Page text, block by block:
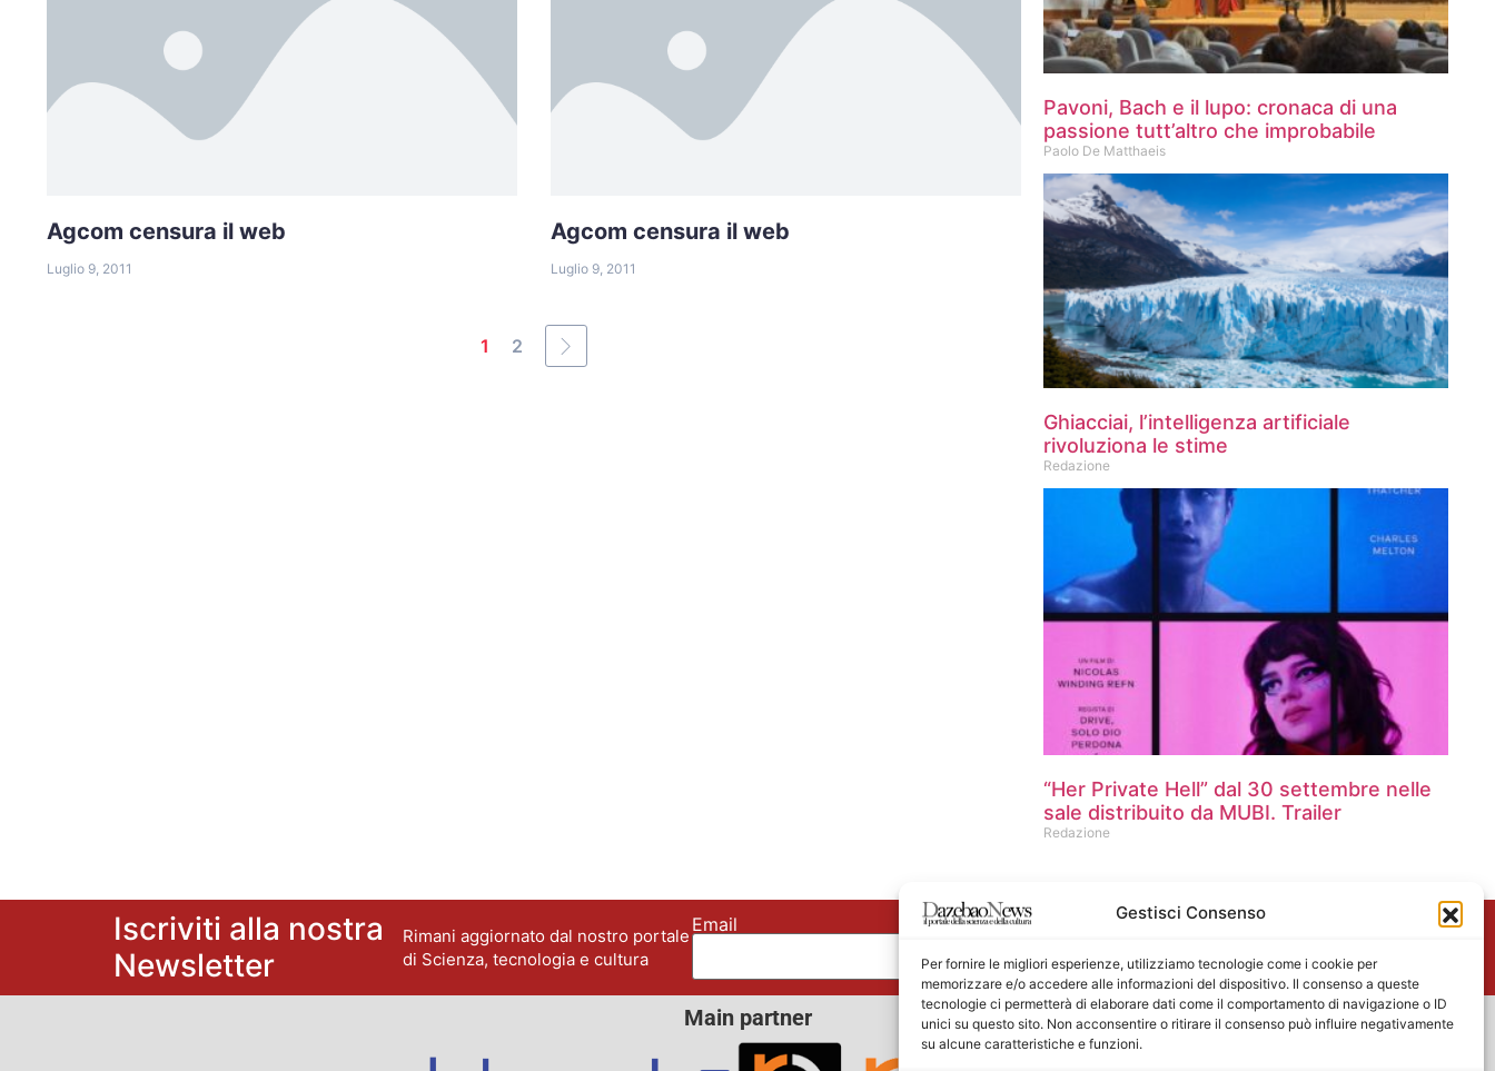
Gestisci Consenso
Per fornire le migliori esperienze, utilizziamo tecnologie come i cookie per
memorizzare e/o accedere alle informazioni del dispositivo. Il consenso a queste
tecnologie ci permetterà di elaborare dati come il comportamento di navigazione o ID
unici su questo sito. Non acconsentire o ritirare il consenso può influire negativamente
su alcune caratteristiche e funzioni.
Agcom censura il web
Luglio 9, 2011
Agcom censura il web
Luglio 9, 2011
1 2
Pavoni, Bach e il lupo: cronaca di una
passione tutt’altro che improbabile
Paolo De Matthaeis
Ghiacciai, l’intelligenza artificiale
rivoluziona le stime
Redazione
“Her Private Hell” dal 30 settembre nelle
sale distribuito da MUBI. Trailer
Redazione
Iscriviti alla nostra
Newsletter
Rimani aggiornato dal nostro portale
di Scienza, tecnologia e cultura
Email Nome
Main partner